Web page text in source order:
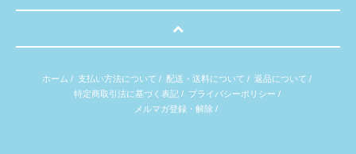
ホーム / 支払い方法について / 配送・送料について / 返品について /
特定商取引法に基づく表記/ プライバシーポリシー /
メルマガ登録・解除/